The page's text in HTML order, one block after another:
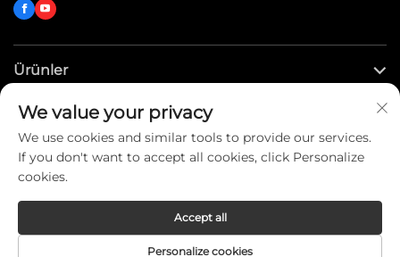
Ürünler
Hızlı Bağlantılar
Bize Ulaşın
Copyright © CLW Special Truck Sales Co.,Ltd. All Rights
We value your privacy
We use cookies and similar tools to provide our services.
If you don't want to accept all cookies, click Personalize
cookies.
Personalize cookies
Accept all